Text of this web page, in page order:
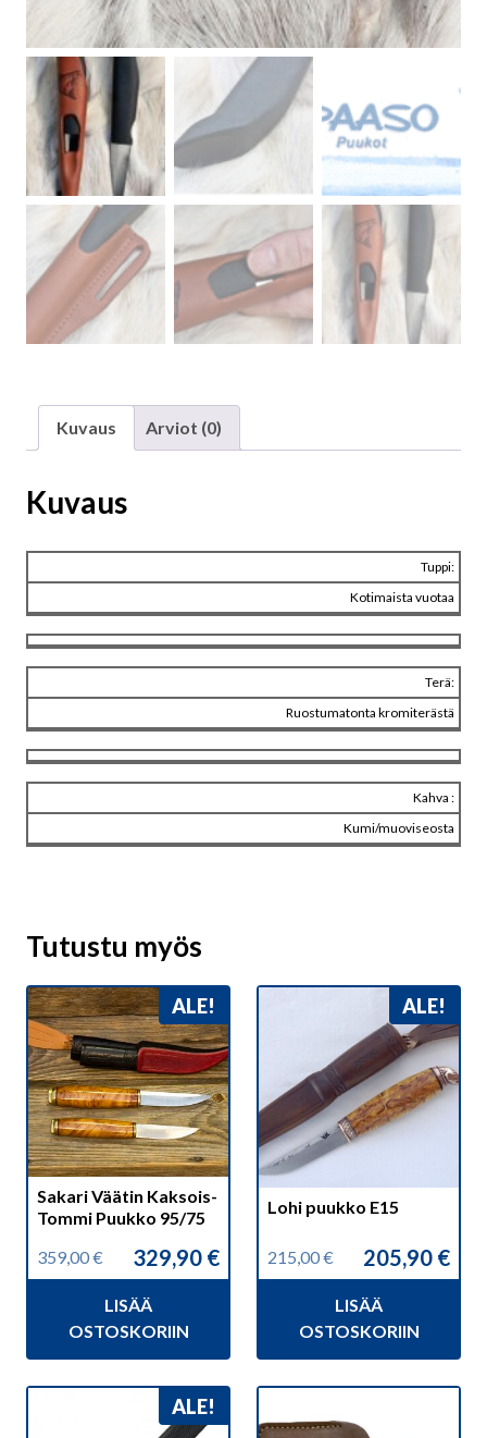
Kuvaus Arviot (0)
Kuvaus
Tuppi:
Kotimaista vuotaa
Terä:
Ruostumatonta kromiterästä
Kahva :
Kumi/muoviseosta
Tutustu myös
ALE!
Sakari Väätin Kaksois-
Tommi Puukko 95/75
359,00€
Alkuperäinen
359,00 €.
329,90 €
Nykyinen
329,90 €.
LISÄÄ
OSTOSKORIIN
ALE!
Lohi puukko E15
215,00€
Alkuperäinen
215,00 €.
205,90 €
Nykyinen
205,90 €.
LISÄÄ
OSTOSKORIIN
ALE!